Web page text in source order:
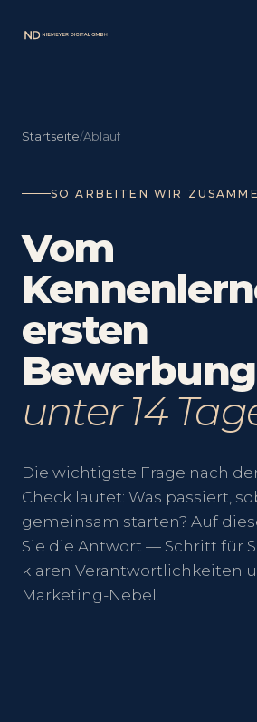
Startseite/Ablauf
SO ARBEITEN WIR
Vom
ersten
unter 14
Die wichtigste Frage nach
Check lautet: Was passiert,
gemeinsam starten? Auf
Sie die Antwort — Schritt für
klaren Verantwortlichkeiten
Marketing-Nebel.